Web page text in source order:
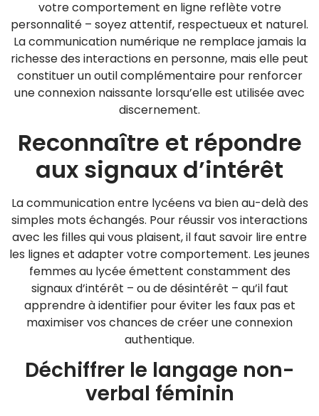
votre comportement en ligne reflète votre
personnalité – soyez attentif, respectueux et naturel.
La communication numérique ne remplace jamais la
richesse des interactions en personne, mais elle peut
constituer un outil complémentaire pour renforcer
une connexion naissante lorsqu’elle est utilisée avec
discernement.
Reconnaître et répondre
aux signaux d’intérêt
La communication entre lycéens va bien au-delà des
simples mots échangés. Pour réussir vos interactions
avec les filles qui vous plaisent, il faut savoir lire entre
les lignes et adapter votre comportement. Les jeunes
femmes au lycée émettent constamment des
signaux d’intérêt – ou de désintérêt – qu’il faut
apprendre à identifier pour éviter les faux pas et
maximiser vos chances de créer une connexion
authentique.
Déchiffrer le langage non-
verbal féminin